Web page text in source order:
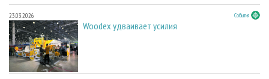
23.03.2026 События
Woodex удваивает усилия